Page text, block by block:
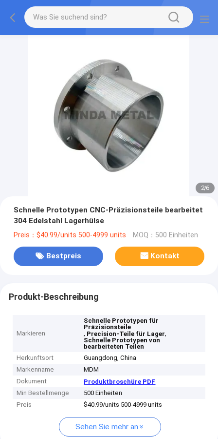
2/6
Schnelle Prototypen CNC-Präzisionsteile bearbeitet
304 Edelstahl Lagerhülse
Preis：$40.99/units 500-4999 units MOQ：500 Einheiten
Bestpreis Kontakt
Produkt-Beschreibung
Markieren
Schnelle Prototypen für
Präzisionsteile
, Precision-Teile für Lager,
Schnelle Prototypen von
bearbeiteten Teilen
Herkunftsort
Guangdong, China
Markenname
MDM
Dokument
Produktbroschüre PDF
Min Bestellmenge
500 Einheiten
Preis
$40.99/units 500-4999 units
Sehen Sie mehr an